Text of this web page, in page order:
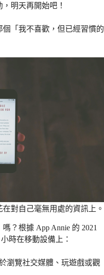
明天再開始吧！
「我不喜歡，但已經習慣的
對自己毫無用處的資訊上。
？根據 App Annie 的 2021
時在移動設備上：
瀏覽社交媒體、玩遊戲或觀